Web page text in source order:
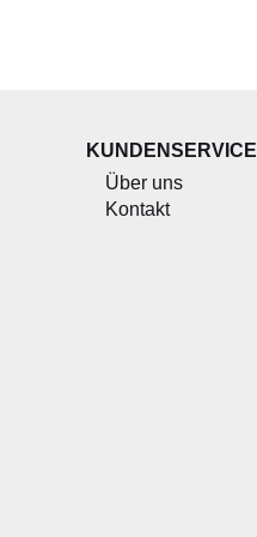
KUNDENSERVICE
Über uns
Kontakt